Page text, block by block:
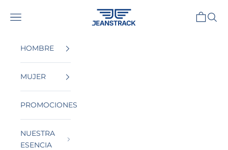
JeansTrack
Menú Cesta
HOMBRE
MUJER
PROMOCIONES
NUESTRA
ESENCIA